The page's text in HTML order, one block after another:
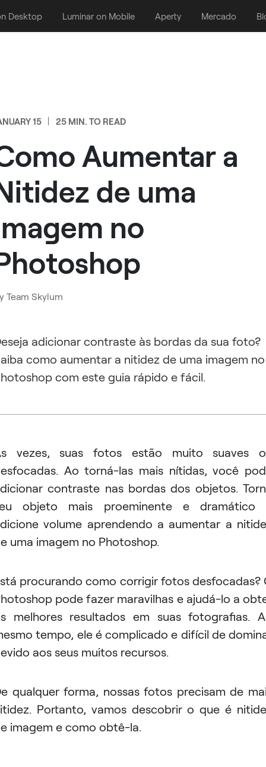
Desktop Luminar on Mobile Aperty Mercado
15 25 MIN. TO READ
Aumentar a
de uma
no
Team Skylum
adicionar contraste às bordas da sua foto?
como aumentar a nitidez de uma imagem no
com este guia rápido e fácil.
vezes, suas fotos estão muito suaves
Ao torná-las mais nítidas, você
contraste nas bordas dos objetos.
objeto mais proeminente e dramático
volume aprendendo a aumentar a
uma imagem no Photoshop.
procurando como corrigir fotos desfocadas?
pode fazer maravilhas e ajudá-lo a
melhores resultados em suas fotografias.
tempo, ele é complicado e difícil de
aos seus muitos recursos.
qualquer forma, nossas fotos precisam de
Portanto, vamos descobrir o que é
imagem e como obtê-la.